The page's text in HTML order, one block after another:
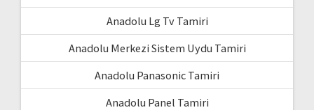
Anadolu Lg Tv Tamiri
Anadolu Merkezi Sistem Uydu Tamiri
Anadolu Panasonic Tamiri
Anadolu Panel Tamiri